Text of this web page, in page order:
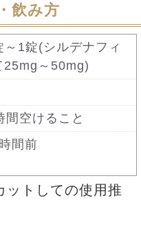
飲み方
～1錠(シルデナフィ
25mg～50mg)
間空けること
間前
ットしての使用推